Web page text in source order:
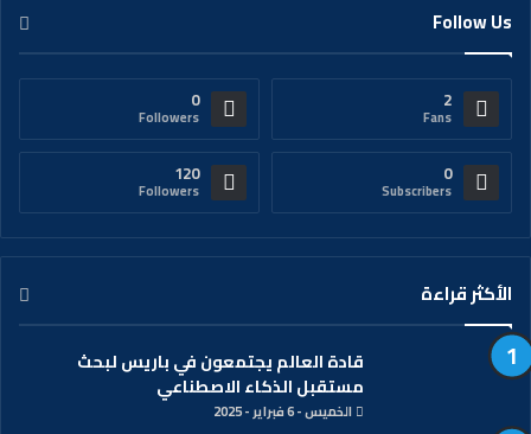
Follow Us
2
Fans
0
Followers
0
Subscribers
120
Followers
الأكثر قراءة
قادة العالم يجتمعون في باريس لبحث
مستقبل الذكاء الاصطناعي
الخميس - 6 فبراير - 2025